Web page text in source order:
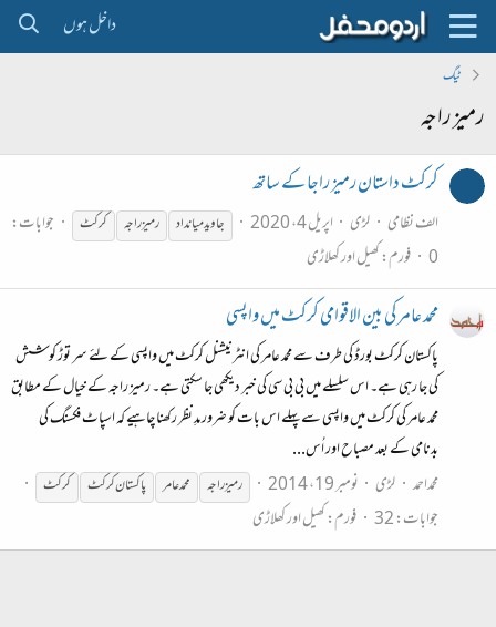
داخل ہوں
ٹیگ
رمیز راجہ
کرکٹ داستان رمیز راجا کے ساتھ
الف نظامی لڑی اپریل 4، 2020 جاویدمیانداد رمیزراجہ کرکٹ
جوابات:
0 فورم:کھیل اور کھلاڑی
محمد عامر کی بین الاقوامی کرکٹ میں واپسی
پاکستان کرکٹ بورڈ کی طرف سے محمد عامر کی انٹرنیشنل کرکٹ میں واپسی کے لئے سر توڑ کوشش
کی جا رہی ہے۔ اس سلسلے میں بی بی سی کی خبر دیکھی جا سکتی ہے۔ رمیز راجہ کے خیال کے مطابق
محمد عامر کی کرکٹ میں واپسی سے پہلے اس بات کو ضرور مدِ نظر رکھنا چاہیے کہ اسپاٖٹ فکسنگ کی
بدنامی کے بعد مصباح اور اُس...
محمداحمد لڑی نومبر 19، 2014 رمیزراجہ محمد عامر پاکستان کرکٹ کرکٹ
جوابات: 32 فورم:کھیل اور کھلاڑی